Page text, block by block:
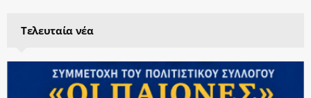
Τελευταία νέα